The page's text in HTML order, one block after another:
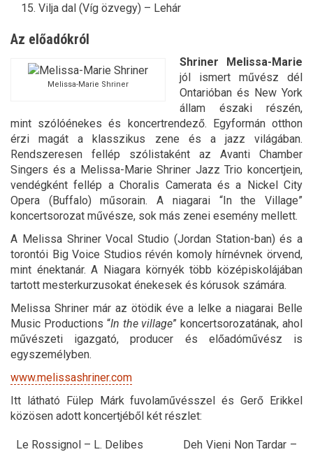
Vilja dal (Víg özvegy) – Lehár
Az előadókról
Melissa-Marie Shriner
Shriner Melissa-Marie
jól ismert művész dél
Ontarióban és New York
állam északi részén,
mint szólóénekes és koncertrendező. Egyformán otthon
érzi magát a klasszikus zene és a jazz világában.
Rendszeresen fellép szólistaként az Avanti Chamber
Singers és a Melissa-Marie Shriner Jazz Trio koncertjein,
vendégként fellép a Choralis Camerata és a Nickel City
Opera (Buffalo) műsorain. A niagarai “In the Village”
koncertsorozat művésze, sok más zenei esemény mellett.
A Melissa Shriner Vocal Studio (Jordan Station-ban) és a
torontói Big Voice Studios révén komoly hírnévnek örvend,
mint énektanár. A Niagara környék több középiskolájában
tartott mesterkurzusokat énekesek és kórusok számára.
Melissa Shriner már az ötödik éve a lelke a niagarai Belle
Music Productions “In the village” koncertsorozatának, ahol
művészeti igazgató, producer és előadóművész is
egyszemélyben.
www.melissashriner.com
Itt látható Fülep Márk fuvolaművésszel és Gerő Erikkel
közösen adott koncertjéből két részlet:
Le Rossignol – L. Delibes
Deh Vieni Non Tardar –